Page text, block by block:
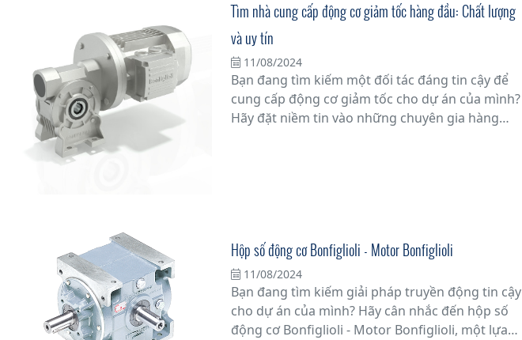
Tìm nhà cung cấp động cơ giảm tốc hàng đầu: Chất lượng
và uy tín
11/08/2024
Bạn đang tìm kiếm một đối tác đáng tin cậy để
cung cấp động cơ giảm tốc cho dự án của mình?
Hãy đặt niềm tin vào những chuyên gia hàng
Hộp số động cơ Bonfiglioli - Motor Bonfiglioli
11/08/2024
Bạn đang tìm kiếm giải pháp truyền động tin cậy
cho dự án của mình? Hãy cân nhắc đến hộp số
động cơ Bonfiglioli - Motor Bonfiglioli, một lựa